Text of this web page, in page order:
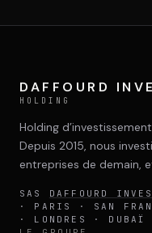
DAFFOURD
HOLDING
Holding
Depuis 2015, nous
entreprises de demain,
SAS DAFFOURD
· PARIS · SAN
· LONDRES · DUBAÏ